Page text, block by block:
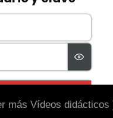
más Vídeos didácticos